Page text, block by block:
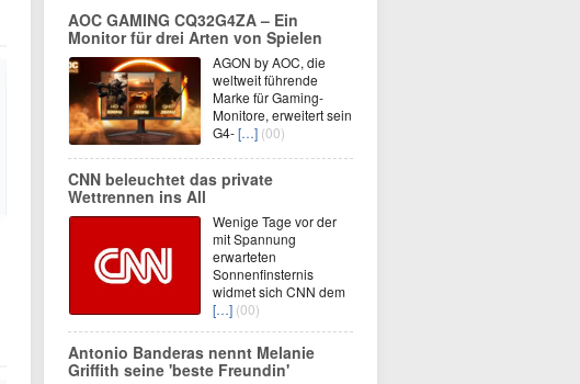
AOC GAMING CQ32G4ZA – Ein
Monitor für drei Arten von Spielen
AGON by AOC, die
weltweit führende
Marke für Gaming-
Monitore, erweitert sein
G4-[…] (00)
CNN beleuchtet das private
Wettrennen ins All
Wenige Tage vor der
mit Spannung
erwarteten
Sonnenfinsternis
widmet sich CNN dem
[…] (00)
Antonio Banderas nennt Melanie
Griffith seine 'beste Freundin'